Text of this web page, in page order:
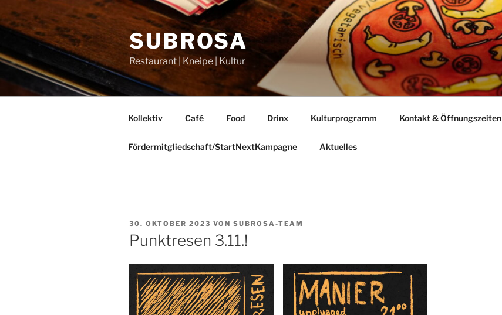
Inhalt
springen
SUBROSA
Restaurant | Kneipe | Kultur
Kollektiv Café Food Drinx Kulturprogramm Kontakt & Öffnungszeiten
Fördermitgliedschaft/StartNextKampagne Aktuelles
VERÖFFENTLICHT
AM
30. OKTOBER 2023 VON SUBROSA-TEAM
Punktresen 3.11.!